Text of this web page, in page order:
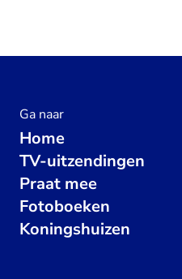
Ga naar
Home
TV-uitzendingen
Praat mee
Fotoboeken
Koningshuizen